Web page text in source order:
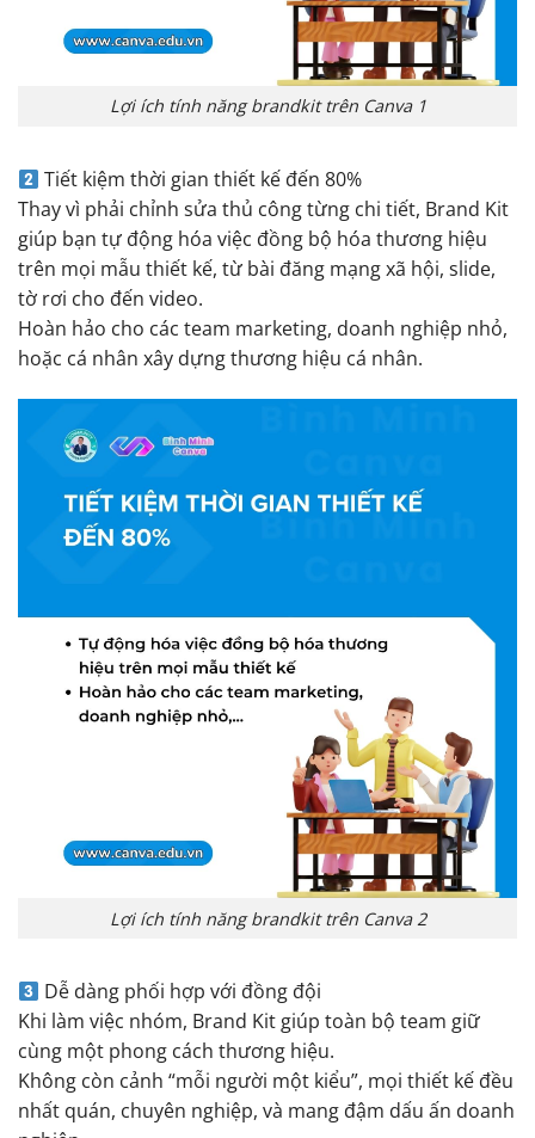
Lợi ích tính năng brandkit trên Canva 1
Tiết kiệm thời gian thiết kế đến 80%
Thay vì phải chỉnh sửa thủ công từng chi tiết, Brand Kit
giúp bạn tự động hóa việc đồng bộ hóa thương hiệu
trên mọi mẫu thiết kế, từ bài đăng mạng xã hội, slide,
tờ rơi cho đến video.
Hoàn hảo cho các team marketing, doanh nghiệp nhỏ,
hoặc cá nhân xây dựng thương hiệu cá nhân.
Lợi ích tính năng brandkit trên Canva 2
Dễ dàng phối hợp với đồng đội
Khi làm việc nhóm, Brand Kit giúp toàn bộ team giữ
cùng một phong cách thương hiệu.
Không còn cảnh “mỗi người một kiểu”, mọi thiết kế đều
nhất quán, chuyên nghiệp, và mang đậm dấu ấn doanh